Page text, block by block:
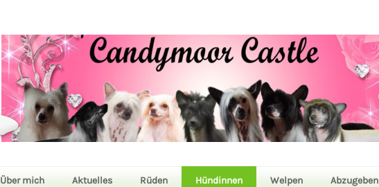
Über mich Aktuelles Rüden Hündinnen Welpen Abzugeben